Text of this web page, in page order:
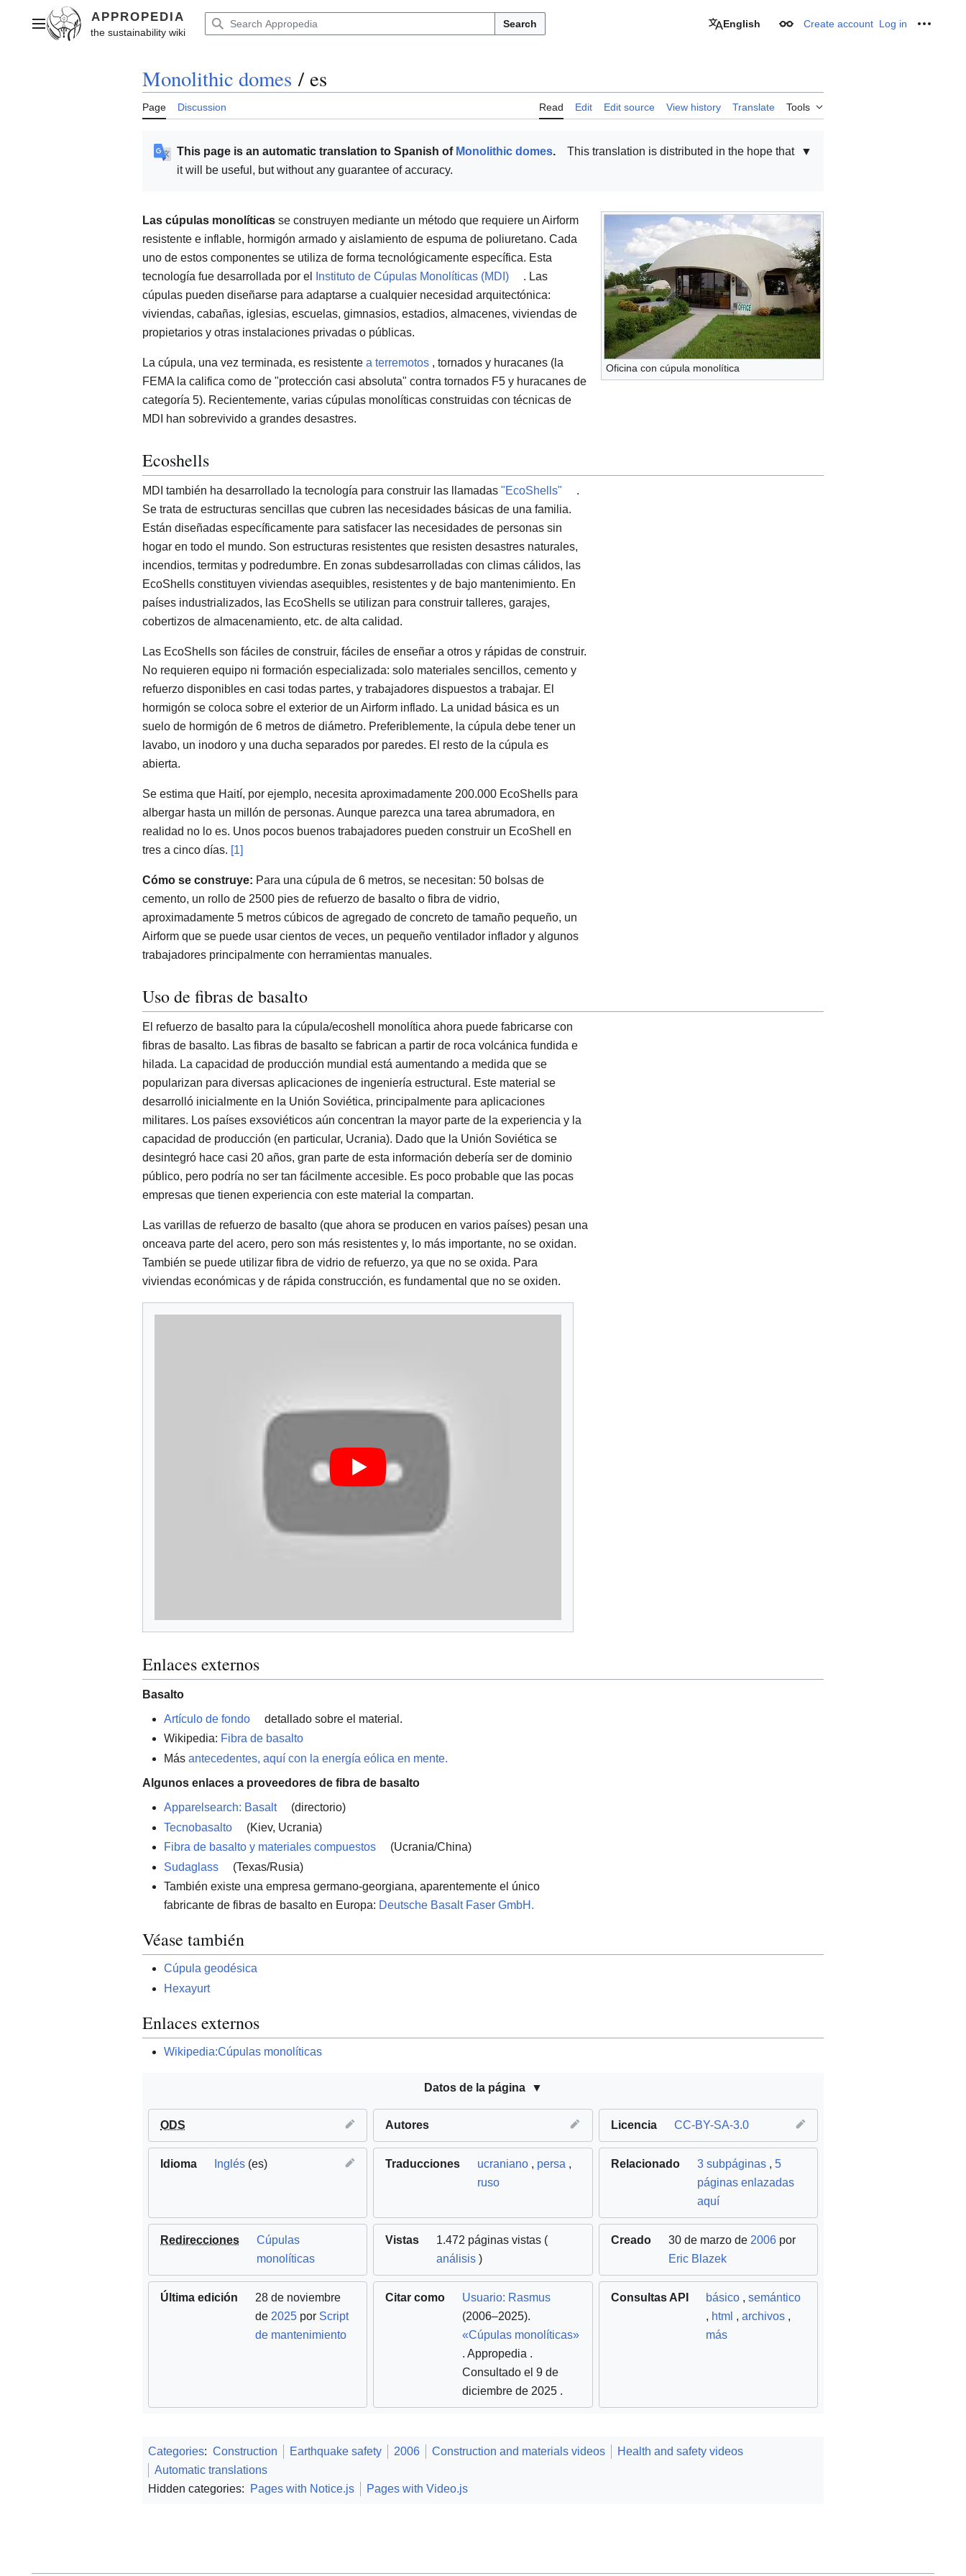
contentMain menu Search English Appearance
Create account Log in
Monolithic domes / es
Page Discussion Read Edit Edit source View history Translate Tools
▼
This page is an automatic translation to Spanish of Monolithic domes.
This translation is distributed in the hope that
it will be useful, but without any guarantee of accuracy.
Oficina con cúpula monolítica
Las cúpulas monolíticas se construyen mediante un método que requiere un Airform
resistente e inflable, hormigón armado y aislamiento de espuma de poliuretano. Cada
uno de estos componentes se utiliza de forma tecnológicamente específica. Esta
tecnología fue desarrollada por el
Instituto de Cúpulas Monolíticas (MDI)
. Las
cúpulas pueden diseñarse para adaptarse a cualquier necesidad arquitectónica:
viviendas, cabañas, iglesias, escuelas, gimnasios, estadios, almacenes, viviendas de
propietarios y otras instalaciones privadas o públicas.
La cúpula, una vez terminada, es resistente a terremotos , tornados y huracanes (la
FEMA la califica como de "protección casi absoluta" contra tornados F5 y huracanes de
categoría 5). Recientemente, varias cúpulas monolíticas construidas con técnicas de
MDI han sobrevivido a grandes desastres.
Ecoshells
MDI también ha desarrollado la tecnología para construir las llamadas "EcoShells"
.
Se trata de estructuras sencillas que cubren las necesidades básicas de una familia.
Están diseñadas específicamente para satisfacer las necesidades de personas sin
hogar en todo el mundo. Son estructuras resistentes que resisten desastres naturales,
incendios, termitas y podredumbre. En zonas subdesarrolladas con climas cálidos, las
EcoShells constituyen viviendas asequibles, resistentes y de bajo mantenimiento. En
países industrializados, las EcoShells se utilizan para construir talleres, garajes,
cobertizos de almacenamiento, etc. de alta calidad.
Las EcoShells son fáciles de construir, fáciles de enseñar a otros y rápidas de construir.
No requieren equipo ni formación especializada: solo materiales sencillos, cemento y
refuerzo disponibles en casi todas partes, y trabajadores dispuestos a trabajar. El
hormigón se coloca sobre el exterior de un Airform inflado. La unidad básica es un
suelo de hormigón de 6 metros de diámetro. Preferiblemente, la cúpula debe tener un
lavabo, un inodoro y una ducha separados por paredes. El resto de la cúpula es
abierta.
Se estima que Haití, por ejemplo, necesita aproximadamente 200.000 EcoShells para
albergar hasta un millón de personas. Aunque parezca una tarea abrumadora, en
realidad no lo es. Unos pocos buenos trabajadores pueden construir un EcoShell en
tres a cinco días. [1]
Cómo se construye: Para una cúpula de 6 metros, se necesitan: 50 bolsas de
cemento, un rollo de 2500 pies de refuerzo de basalto o fibra de vidrio,
aproximadamente 5 metros cúbicos de agregado de concreto de tamaño pequeño, un
Airform que se puede usar cientos de veces, un pequeño ventilador inflador y algunos
trabajadores principalmente con herramientas manuales.
Uso de fibras de basalto
El refuerzo de basalto para la cúpula/ecoshell monolítica ahora puede fabricarse con
fibras de basalto. Las fibras de basalto se fabrican a partir de roca volcánica fundida e
hilada. La capacidad de producción mundial está aumentando a medida que se
popularizan para diversas aplicaciones de ingeniería estructural. Este material se
desarrolló inicialmente en la Unión Soviética, principalmente para aplicaciones
militares. Los países exsoviéticos aún concentran la mayor parte de la experiencia y la
capacidad de producción (en particular, Ucrania). Dado que la Unión Soviética se
desintegró hace casi 20 años, gran parte de esta información debería ser de dominio
público, pero podría no ser tan fácilmente accesible. Es poco probable que las pocas
empresas que tienen experiencia con este material la compartan.
Las varillas de refuerzo de basalto (que ahora se producen en varios países) pesan una
onceava parte del acero, pero son más resistentes y, lo más importante, no se oxidan.
También se puede utilizar fibra de vidrio de refuerzo, ya que no se oxida. Para
viviendas económicas y de rápida construcción, es fundamental que no se oxiden.
Enlaces externos
Basalto
Artículo de fondo
detallado sobre el material.
Wikipedia: Fibra de basalto
Más antecedentes, aquí con la energía eólica en mente.
Algunos enlaces a proveedores de fibra de basalto
Apparelsearch: Basalt
(directorio)
Tecnobasalto
(Kiev, Ucrania)
Fibra de basalto y materiales compuestos
(Ucrania/China)
Sudaglass
(Texas/Rusia)
También existe una empresa germano-georgiana, aparentemente el único
fabricante de fibras de basalto en Europa: Deutsche Basalt Faser GmbH.
Véase también
Cúpula geodésica
Hexayurt
Enlaces externos
Wikipedia:Cúpulas monolíticas
Datos de la página
ODS Autores Licencia CC-BY-SA-3.0
Idioma Inglés (es) Traducciones ucraniano , persa ,
ruso
Relacionado 3 subpáginas, 5
páginas enlazadas
aquí
Redirecciones
Cúpulas
monolíticas
Vistas
1.472 páginas vistas (
análisis )
Creado 30 de marzo de 2006por
Eric Blazek
Última edición
28 de noviembre
de 2025 por Script
de mantenimiento
Citar como
Usuario: Rasmus
(2006–2025).
«Cúpulas monolíticas»
. Appropedia .
Consultado el 9 de
diciembre de 2025 .
Consultas API básico, semántico
, html , archivos,
más
Categories: Construction Earthquake safety 2006 Construction and materials videos
Health and safety videos
Automatic translations
Hidden categories:
Pages with Notice.js Pages with Video.js